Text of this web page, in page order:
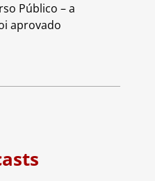
Público – a
aprovado